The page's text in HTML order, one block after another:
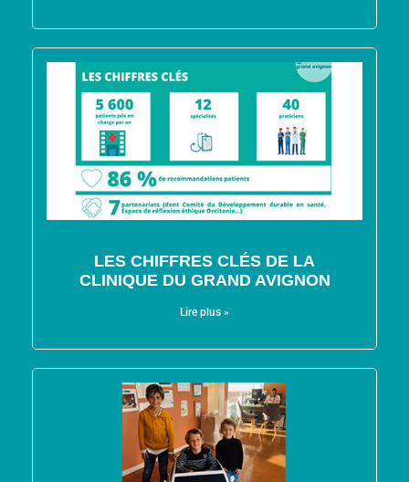
LES CHIFFRES CLÉS DE LA
CLINIQUE DU GRAND AVIGNON
Lire plus »